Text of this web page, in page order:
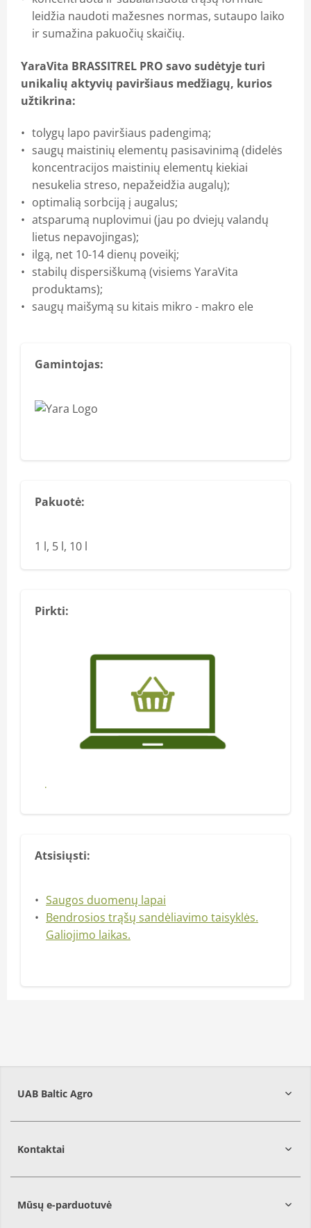
leidžia naudoti mažesnes normas, sutaupo laiko
ir sumažina pakuočių skaičių.
YaraVita BRASSITREL PRO savo sudėtyje turi
unikalių aktyvių paviršiaus medžiagų, kurios
užtikrina:
tolygų lapo paviršiaus padengimą;
saugų maistinių elementų pasisavinimą (didelės
koncentracijos maistinių elementų kiekiai
nesukelia streso, nepažeidžia augalų);
optimalią sorbciją į augalus;
atsparumą nuplovimui (jau po dviejų valandų
lietus nepavojingas);
ilgą, net 10-14 dienų poveikį;
stabilų dispersiškumą (visiems YaraVita
produktams);
saugų maišymą su kitais mikro - makro ele
Gamintojas:
Pakuotė:
1 l, 5 l, 10 l
Pirkti:
Pirkti
Atsisiųsti:
Saugos duomenų lapai
Bendrosios trąšų sandėliavimo taisyklės.
Galiojimo laikas.
UAB Baltic Agro
Kontaktai
Mūsų e-parduotuvė